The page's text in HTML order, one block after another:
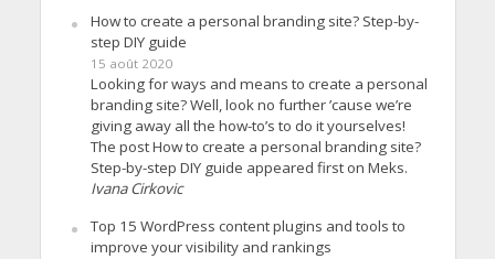
How to create a personal branding site? Step-by-
step DIY guide
15 août 2020
Looking for ways and means to create a personal
branding site? Well, look no further ’cause we’re
giving away all the how-to’s to do it yourselves!
The post How to create a personal branding site?
Step-by-step DIY guide appeared first on Meks.
Ivana Cirkovic
Top 15 WordPress content plugins and tools to
improve your visibility and rankings